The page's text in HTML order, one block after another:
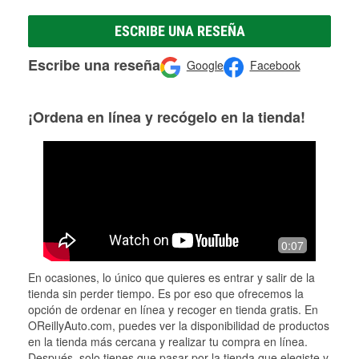
ESCRIBE UNA RESEÑA
Escribe una reseña Google Facebook
¡Ordena en línea y recógelo en la tienda!
0:07
En ocasiones, lo único que quieres es entrar y salir de la
tienda sin perder tiempo. Es por eso que ofrecemos la
opción de ordenar en línea y recoger en tienda gratis. En
OReillyAuto.com, puedes ver la disponibilidad de productos
en la tienda más cercana y realizar tu compra en línea.